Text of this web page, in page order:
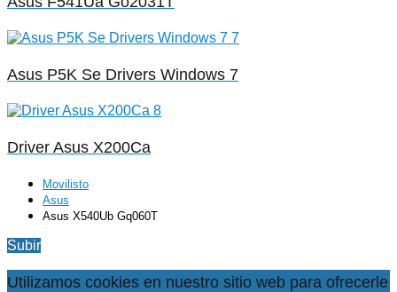
Asus P5K Se Drivers Windows 7
Driver Asus X200Ca
Movilisto
Asus
Asus X540Ub Gq060T
Subir
Utilizamos cookies en nuestro sitio web para ofrecerle